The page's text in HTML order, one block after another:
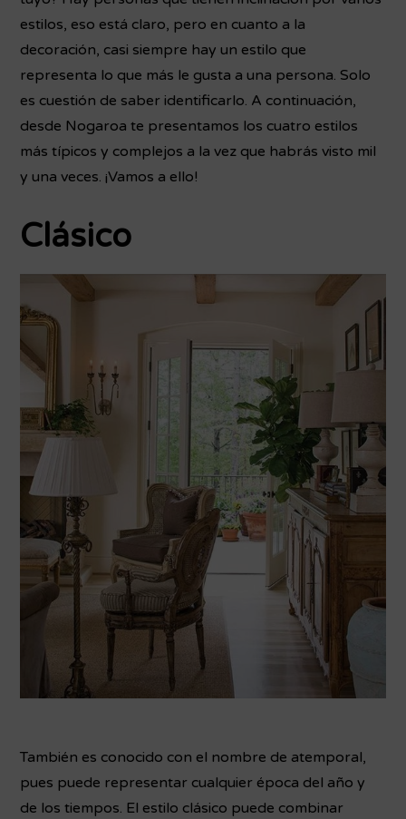
estilos, eso está claro, pero en cuanto a la
decoración, casi siempre hay un estilo que
representa lo que más le gusta a una persona. Solo
es cuestión de saber identificarlo. A continuación,
desde Nogaroa te presentamos los cuatro estilos
más típicos y complejos a la vez que habrás visto mil
y una veces. ¡Vamos a ello!
Clásico
También es conocido con el nombre de atemporal,
pues puede representar cualquier época del año y
de los tiempos. El estilo clásico puede combinar